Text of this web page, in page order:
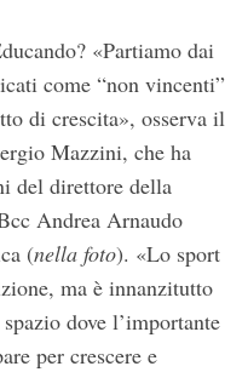
«Partiamo dai
come “non vincenti”
di crescita», osserva il
Mazzini, che ha
del direttore della
Andrea Arnaudo
(nella foto). «Lo sport
ma è innanzitutto
dove l’importante
per crescere e